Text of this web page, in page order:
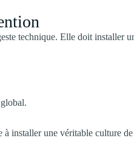
technique. Elle doit
installer une véritable culture